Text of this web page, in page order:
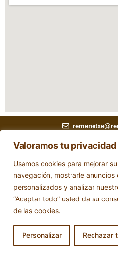
Valoramos tu privacidad
Usamos cookies para mejorar
navegación, mostrarle anuncios
personalizados y analizar
“Aceptar todo” usted da su
de las cookies.
Personalizar Rechazar
Accessibilité
Politique en
FR
EU
EN